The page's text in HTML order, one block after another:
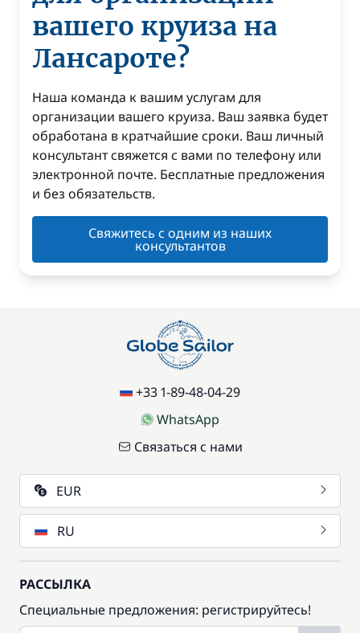
вашего круиза на
Лансароте?
Наша команда к вашим услугам для
организации вашего круиза. Ваш заявка будет
обработана в кратчайшие сроки. Ваш личный
консультант свяжется с вами по телефону или
электронной почте. Бесплатные предложения
и без обязательств.
Свяжитесь с одним из наших
консультантов
+33 1-89-48-04-29
WhatsApp
Связаться с нами
EUR
RU
РАССЫЛКА
Специальные предложения: регистрируйтесь!